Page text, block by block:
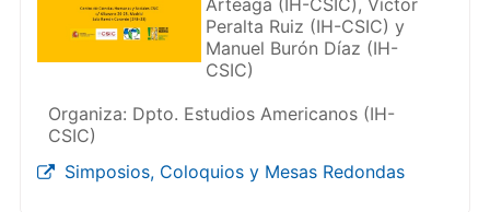
Arteaga (IH-CSIC), Víctor
Peralta Ruiz (IH-CSIC) y
Manuel Burón Díaz (IH-
CSIC)
Organiza: Dpto. Estudios Americanos (IH-
CSIC)
Simposios, Coloquios y Mesas Redondas